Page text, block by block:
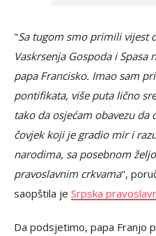
"Sa tugom smo primili vijest
Vaskrsenja Gospoda i Spasa
papa Francisko. Imao sam
pontifikata, više puta lično
tako da osjećam obavezu da
čovjek koji je gradio mir i
narodima, sa posebnom
pravoslavnim crkvama",
saopštila je Srpska
Da podsjetimo, papa Franjo